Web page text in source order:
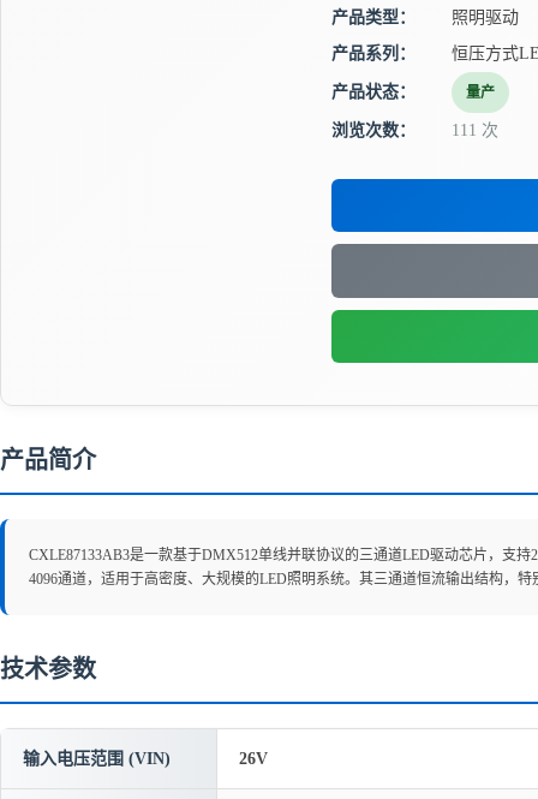
产品类型：
照明驱动
产品系列：
恒压方式
产品状态： 量产
浏览次数： 111 次
产品简介
CXLE87133AB3是一款基于DMX512单线并联协议的三通道LED驱动芯片，支
4096通道，适用于高密度、大规模的LED照明系统。其三通道恒流输出结构，
技术参数
输入电压范围 (VIN) 26V